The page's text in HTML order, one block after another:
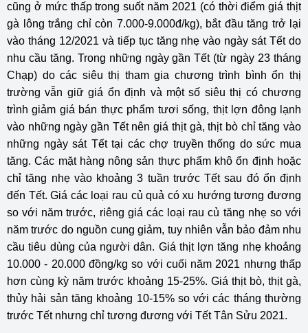
cũng ở mức thấp trong suốt năm 2021 (có thời điểm giá thịt
gà lông trắng chỉ còn 7.000-9.000đ/kg), bắt đầu tăng trở lại
vào tháng 12/2021 và tiếp tục tăng nhẹ vào ngày sát Tết do
nhu cầu tăng. Trong những ngày gần Tết (từ ngày 23 tháng
Chạp) do các siêu thị tham gia chương trình bình ổn thị
trường vẫn giữ giá ổn định và một số siêu thị có chương
trình giảm giá bán thực phẩm tươi sống, thịt lợn đông lạnh
vào những ngày gần Tết nên giá thịt gà, thịt bò chỉ tăng vào
những ngày sát Tết tại các chợ truyền thống do sức mua
tăng. Các mặt hàng nông sản thực phẩm khô ổn định hoặc
chỉ tăng nhẹ vào khoảng 3 tuần trước Tết sau đó ổn định
đến Tết. Giá các loại rau củ quả có xu hướng tương đương
so với năm trước, riêng giá các loại rau củ tăng nhẹ so với
năm trước do nguồn cung giảm, tuy nhiên vẫn bảo đảm nhu
cầu tiêu dùng của người dân. Giá thịt lợn tăng nhẹ khoảng
10.000 - 20.000 đồng/kg so với cuối năm 2021 nhưng thấp
hơn cùng kỳ năm trước khoảng 15-25%. Giá thịt bò, thịt gà,
thủy hải sản tăng khoảng 10-15% so với các tháng thường
trước Tết nhưng chỉ tương đương với Tết Tân Sửu 2021.